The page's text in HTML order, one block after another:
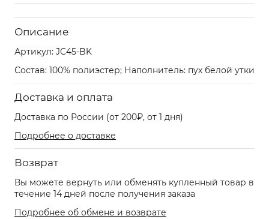
Описание
Артикул: JC45-BK
Состав: 100% полиэстер; Наполнитель: пух белой утки
Доставка и оплата
Доставка по России (от 200₽, от 1 дня)
Подробнее о доставке
Возврат
Вы можете вернуть или обменять купленный товар в
течение 14 дней после получения заказа
Подробнее об обмене и возврате